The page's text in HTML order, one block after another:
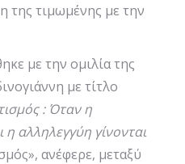
της τιμωμένης με την
με την ομιλία της
με τίτλο
: Όταν η
η αλληλεγγύη γίνονται
ανέφερε, μεταξύ